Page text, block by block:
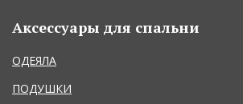
Аксессуары для спальни
ОДЕЯЛА
ПОДУШКИ